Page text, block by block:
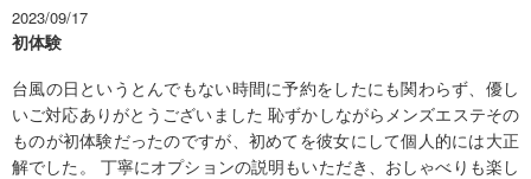
2023/09/17
初体験
台風の日というとんでもない時間に予約をしたにも関わらず、優し
いご対応ありがとうございました 恥ずかしながらメンズエステその
ものが初体験だったのですが、初めてを彼女にして個人的には大正
解でした。 丁寧にオプションの説明もいただき、おしゃべりも楽し